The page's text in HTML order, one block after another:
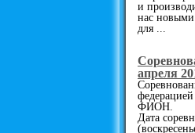
и
нас новыми
для ...
апреля
ФИОН.
Дата